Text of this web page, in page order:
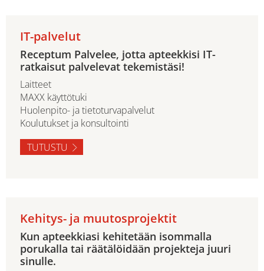
IT-palvelut
Receptum Palvelee, jotta apteekkisi IT-
ratkaisut palvelevat tekemistäsi!
Laitteet
MAXX käyttötuki
Huolenpito- ja tietoturvapalvelut
Koulutukset ja konsultointi
TUTUSTU
Kehitys- ja muutosprojektit
Kun apteekkiasi kehitetään isommalla
porukalla tai räätälöidään projekteja juuri
sinulle.